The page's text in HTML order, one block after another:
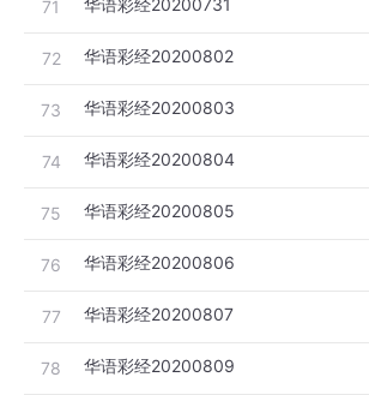
71 华语彩经20200731
72 华语彩经20200802
73 华语彩经20200803
74 华语彩经20200804
75 华语彩经20200805
76 华语彩经20200806
77 华语彩经20200807
78 华语彩经20200809